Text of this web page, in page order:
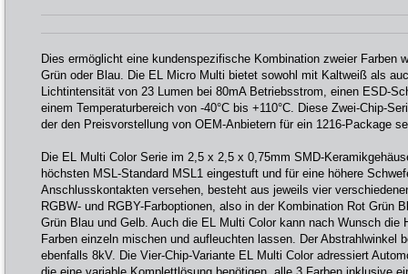
Dies ermöglicht eine kundenspezifische Kombination zweier Farben
Grün oder Blau. Die EL Micro Multi bietet sowohl mit Kaltweiß als
Lichtintensität von 23 Lumen bei 80mA Betriebsstrom, einen ESD-
einem Temperaturbereich von -40°C bis +110°C. Diese Zwei-Chip-
der den Preisvorstellung von OEM-Anbietern für ein 1216-Package
Die EL Multi Color Serie im 2,5 x 2,5 x 0,75mm SMD-
höchsten MSL-Standard MSL1 eingestuft und für eine höhere
Anschlusskontakten versehen, besteht aus jeweils vier
RGBW- und RGBY-Farboptionen, also in der Kombination Rot Grün
Grün Blau und Gelb. Auch die EL Multi Color kann nach Wunsch die
Farben einzeln mischen und aufleuchten lassen. Der Abstrahlwinkel
ebenfalls 8kV. Die Vier-Chip-Variante EL Multi Color adressiert